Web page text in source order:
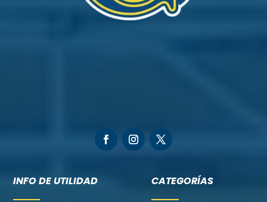
INFO DE UTILIDAD CATEGORÍAS